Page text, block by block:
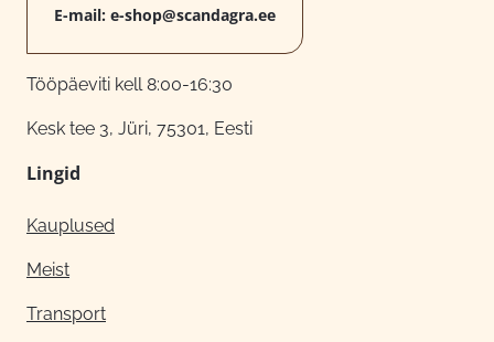
E-mail: e-shop@scandagra.ee
Tööpäeviti kell 8:00-16:30
Kesk tee 3, Jüri, 75301, Eesti
Lingid
Kauplused
Meist
Transport